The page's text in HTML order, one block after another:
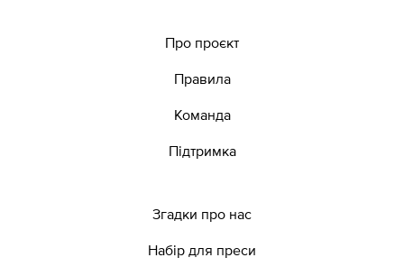
Про проєкт
Правила
Команда
Підтримка
Згадки про нас
Набір для преси